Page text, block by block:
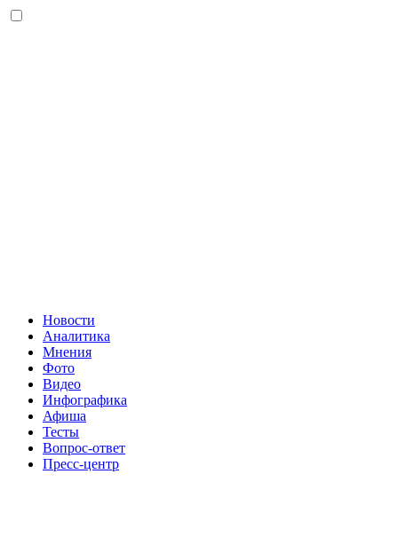
Новости
Аналитика
Мнения
Фото
Видео
Инфографика
Афиша
Тесты
Вопрос-ответ
Пресс-центр